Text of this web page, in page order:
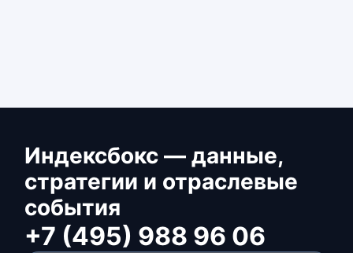
Индексбокс — данные,
стратегии и отраслевые
события
+7 (495) 988 96 06